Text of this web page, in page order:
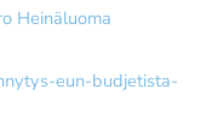
Heinäluoma
eun-budjetista-